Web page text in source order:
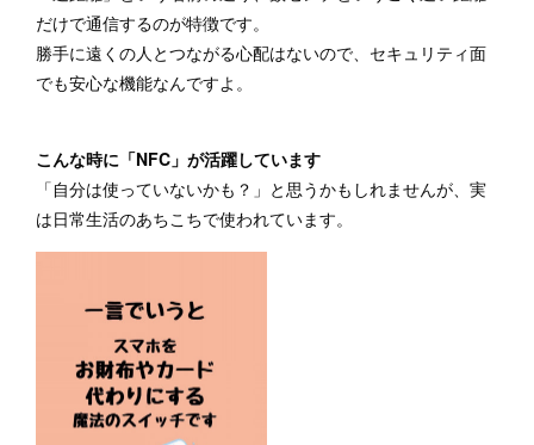
だけで通信するのが特徴です。
勝手に遠くの人とつながる心配はないので、セキュリティ面
でも安心な機能なんですよ。
こんな時に「NFC」が活躍しています
「自分は使っていないかも？」と思うかもしれませんが、実
は日常生活のあちこちで使われています。